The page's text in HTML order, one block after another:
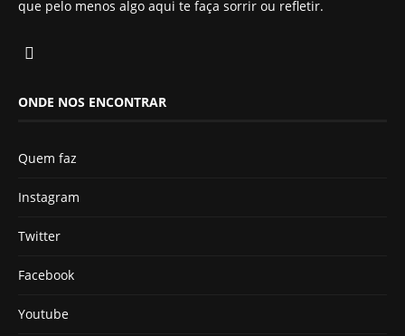
que pelo menos algo aqui te faça sorrir ou refletir.
ONDE NOS ENCONTRAR
Quem faz
Instagram
Twitter
Facebook
Youtube